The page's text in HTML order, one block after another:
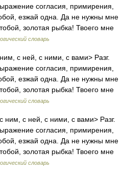
согласия, примирения,
езжай одна. Да не нужны мне
золотая рыбка! Твоего мне
словарь
с ней, с ними, с вами> Разг.
согласия, примирения,
езжай одна. Да не нужны мне
золотая рыбка! Твоего мне
словарь
ним, с ней, с ними, с вами> Разг.
согласия, примирения,
езжай одна. Да не нужны мне
золотая рыбка! Твоего мне
словарь